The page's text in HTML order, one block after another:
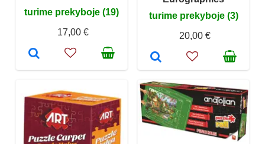
turime prekyboje (19)
17,00 €
turime prekyboje (3)
20,00 €